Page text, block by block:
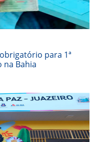
para 1ª
na Bahia